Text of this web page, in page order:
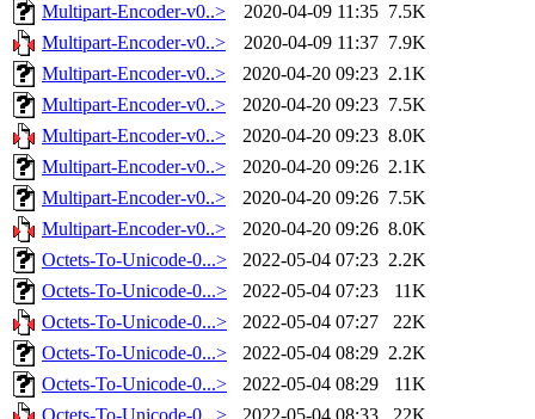
Multipart-Encoder-v0..>
2020-04-09 11:35 7.5K
Multipart-Encoder-v0..>
2020-04-09 11:37 7.9K
Multipart-Encoder-v0..>
2020-04-20 09:23 2.1K
Multipart-Encoder-v0..>
2020-04-20 09:23 7.5K
Multipart-Encoder-v0..>
2020-04-20 09:23 8.0K
Multipart-Encoder-v0..>
2020-04-20 09:26 2.1K
Multipart-Encoder-v0..>
2020-04-20 09:26 7.5K
Multipart-Encoder-v0..>
2020-04-20 09:26 8.0K
Octets-To-Unicode-0...>
2022-05-04 07:23 2.2K
Octets-To-Unicode-0...>
2022-05-04 07:23
11K
Octets-To-Unicode-0...>
2022-05-04 07:27
22K
Octets-To-Unicode-0...>
2022-05-04 08:29 2.2K
Octets-To-Unicode-0...>
2022-05-04 08:29
11K